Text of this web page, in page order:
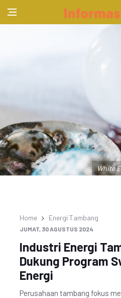
White
Home Energi Tambang
JUMAT, 30 AGUSTUS 2024
Industri Energi
Dukung Program
Energi
Perusahaan tambang fokus